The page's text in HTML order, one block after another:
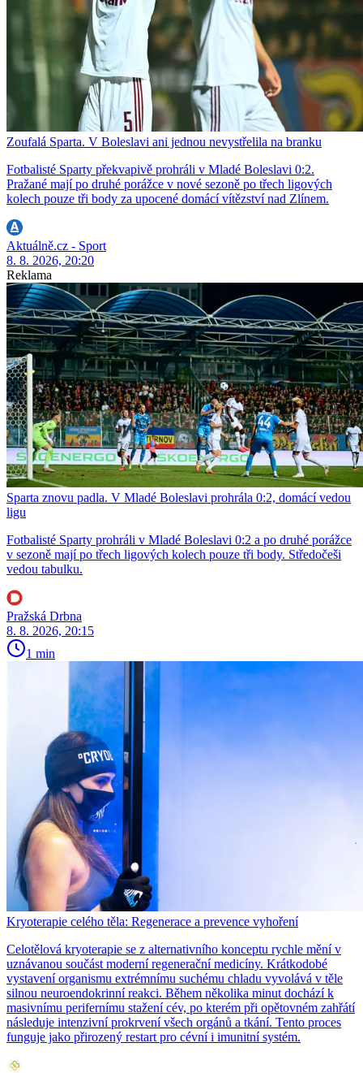
Zoufalá Sparta. V Boleslavi ani jednou nevystřelila na branku
Fotbalisté Sparty překvapivě prohráli v Mladé Boleslavi 0:2.
Pražané mají po druhé porážce v nové sezoně po třech ligových
kolech pouze tři body za upocené domácí vítězství nad Zlínem.
Aktuálně.cz - Sport
8. 8. 2026, 20:20
Reklama
Sparta znovu padla. V Mladé Boleslavi prohrála 0:2, domácí vedou
ligu
Fotbalisté Sparty prohráli v Mladé Boleslavi 0:2 a po druhé porážce
v sezoně mají po třech ligových kolech pouze tři body. Středočeši
vedou tabulku.
Pražská Drbna
8. 8. 2026, 20:15
1 min
Kryoterapie celého těla: Regenerace a prevence vyhoření
Celotělová kryoterapie se z alternativního konceptu rychle mění v
uznávanou součást moderní regenerační medicíny. Krátkodobé
vystavení organismu extrémnímu suchému chladu vyvolává v těle
silnou neuroendokrinní reakci. Během několika minut dochází k
masivnímu perifernímu stažení cév, po kterém při opětovném zahřátí
následuje intenzivní prokrvení všech orgánů a tkání. Tento proces
funguje jako přirozený restart pro cévní i imunitní systém.